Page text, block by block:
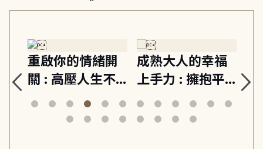
重啟你的情緒開
關 : 高壓人生不
爆炸指南, 5分鐘
減輕身心壓力, 找
成熟大人的幸福
上手力 : 擁抱平
凡中的每個燦爛
時刻, 給匱乏世代
球